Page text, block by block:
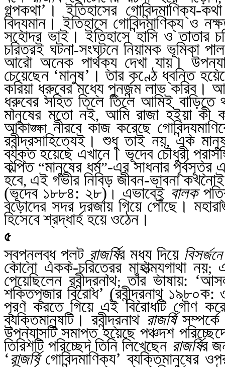
গল্পকথা’। ইতিহাসের গোবিন্দমাণিক্য-
বিদ্যমান। ইতিহাসে গোবিন্দমাণিক্য ও
সহোদর ভাই। ইতিহাসে হাসি ও
চরিত্রই ঘটনা-সংঘটনে নিয়ামক ভূমিকা
আরো অনেক পার্থক্য দেখা যায়।
চেয়েছেন ‘মানুষ’। তার কণ্ঠে ধ্বনিত
করিয়া ধ্রুবের মধ্যে পুনর্জন্ম লাভ করিব।
ধ্রুবের সহিত তিলে তিলে আমিই বাড়িতে
মানুষের মতো নই, আমি রাজা হইয়া কী
আকাঙ্ক্ষা নীরবে কাজ করেছে
রবীন্দ্রসাহিত্যেই। শুধু তাই নয়,এক
ব্যক্ত হয়েছে এখানে। ভূদেব চৌধুরী
কল্পিত “মানুষের ধর্ম”-এর সাধনার পূর্বসূত্র
হবে, এই গভীর নিবিড় জীবন-ভাবনা
(ভূদেব ১৮৮৪: ২৮) । এভাবেই বালক
বড়োদের সদর দরজায় গিয়ে পৌঁছে।
হিসেবে শ্রদ্ধার্হ হয়ে ওঠেন।
৫
স্বপ্নলব্ধ প্লট রাজর্ষির মধ্য দিয়ে বিসর্জনে
কোনো একক-চরিত্রের মাহাত্ম্যগাথা নয়;
পেয়েছিলেন রবীন্দ্রনাথ; তাঁর ভাষায়:
শক্তিপূজার বিরোধ’ (রবীন্দ্রনাথ ১৯৮০ক:
পূরণ করতে গিয়ে এই বিরোধটি গৌণ
ব্যক্তিমানুষটি। রবীন্দ্রনাথ রাজর্ষিসম্পর্কে
উপন্যাসটি সমাপ্ত হয়েছে পঞ্চদশ
তিরিশটি পরিচ্ছেদ তিনি লিখেছেন রাজর্ষির
‘রাজর্ষিগোবিন্দমাণিক্য’ ব্যক্তিমানুষের